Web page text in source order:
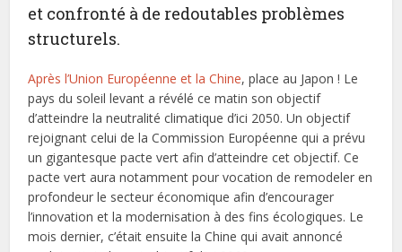
et confronté à de redoutables problèmes
structurels.
Après l’Union Européenne et la Chine, place au Japon ! Le
pays du soleil levant a révélé ce matin son objectif
d’atteindre la neutralité climatique d’ici 2050. Un objectif
rejoignant celui de la Commission Européenne qui a prévu
un gigantesque pacte vert afin d’atteindre cet objectif. Ce
pacte vert aura notamment pour vocation de remodeler en
profondeur le secteur économique afin d’encourager
l’innovation et la modernisation à des fins écologiques. Le
mois dernier, c’était ensuite la Chine qui avait annoncé